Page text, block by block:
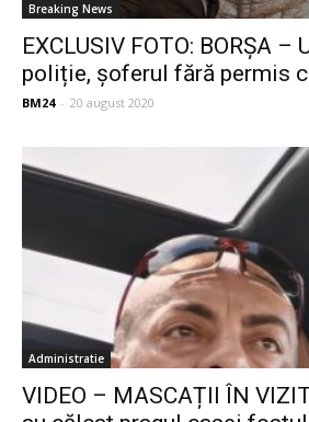
Breaking News
EXCLUSIV FOTO: BORȘA –
poliție, șoferul fără permis
BM24 - 20 august 2020
Administratie
VIDEO – MASCAȚII ÎN